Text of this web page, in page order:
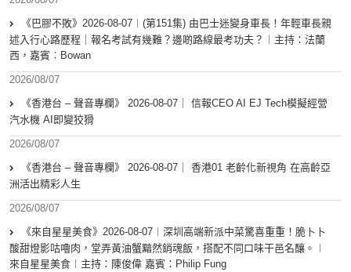
《巴膠不敗》2026-08-07︱(第151集) 由巴士迷變身車長！年輕車長親
述入行心路歷程｜報名考試有幾難？邊啲路線最考功夫？︱主持：法蘭
西，嘉賓︰Bowan
2026/08/07
《香港台 – 聲音專欄》 2026-08-07｜ 信報CEO AI EJ Tech模擬經營
汽水機 AI即變狡猾
2026/08/07
《香港台 – 聲音專欄》 2026-08-07｜ 香港01 老齡化新視角 在高齡亞
洲活出精彩人生
2026/08/07
《來自星星美食》2026-08-07︱深圳高端新派中菜驚喜重重！脆卜卜
酸甜燈影咕嚕肉，堂弄黃油蟹黯然銷魂飯，搭配不同口味干邑名釀。︱
來自星星美食︱主持：陳俊偉 嘉賓：Philip Fung